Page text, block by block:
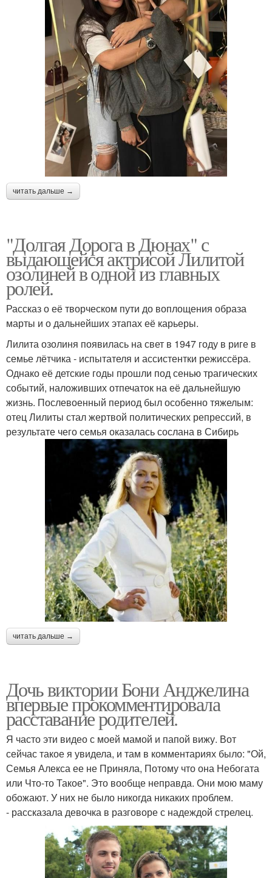
читать дальше →
"Долгая Дорога в Дюнах" с
выдающейся актрисой Лилитой
озолиней в одной из главных
ролей.
Рассказ о её творческом пути до воплощения образа
марты и о дальнейших этапах её карьеры.
Лилита озолиня появилась на свет в 1947 году в риге в
семье лётчика - испытателя и ассистентки режиссёра.
Однако её детские годы прошли под сенью трагических
событий, наложивших отпечаток на её дальнейшую
жизнь. Послевоенный период был особенно тяжелым:
отец Лилиты стал жертвой политических репрессий, в
результате чего семья оказалась сослана в Сибирь
читать дальше →
Дочь виктории Бони Анджелина
впервые прокомментировала
расставание родителей.
Я часто эти видео с моей мамой и папой вижу. Вот
сейчас такое я увидела, и там в комментариях было: "Ой,
Семья Алекса ее не Приняла, Потому что она Небогата
или Что-то Такое". Это вообще неправда. Они мою маму
обожают. У них не было никогда никаких проблем.
- рассказала девочка в разговоре с надеждой стрелец.